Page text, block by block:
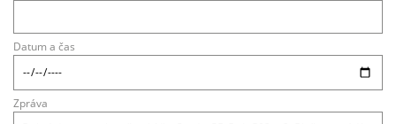
Datum a čas
Zpráva